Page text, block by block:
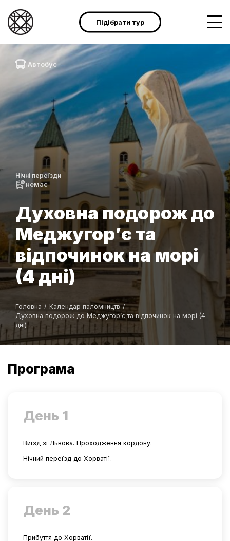
Підібрати тур
Автобус
Нічні переїзди
немає
Духовна подорож до
Меджугор’є та
відпочинок на морі
(4 дні)
Головна / Календар паломництв /
Духовна подорож до Меджугор’є та відпочинок на морі (4
дні)
Програма
День 1
Виїзд зі Львова. Проходження кордону.
Нічний переїзд до Хорватії.
День 2
Прибуття до Хорватії.